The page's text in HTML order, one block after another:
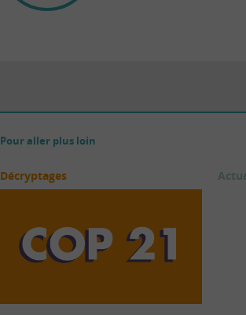
Pour aller plus loin
Décryptages